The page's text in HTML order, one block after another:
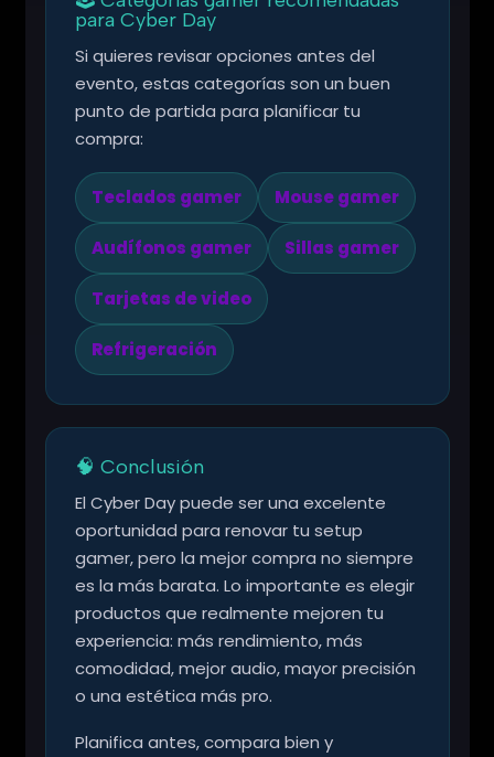
para Cyber Day
Si quieres revisar opciones antes del
evento, estas categorías son un buen
punto de partida para planificar tu
compra:
Teclados gamer Mouse gamer
Audífonos gamer Sillas gamer
Tarjetas de video
Refrigeración
🧠 Conclusión
El Cyber Day puede ser una excelente
oportunidad para renovar tu setup
gamer, pero la mejor compra no siempre
es la más barata. Lo importante es elegir
productos que realmente mejoren tu
experiencia: más rendimiento, más
comodidad, mejor audio, mayor precisión
o una estética más pro.
Planifica antes, compara bien y